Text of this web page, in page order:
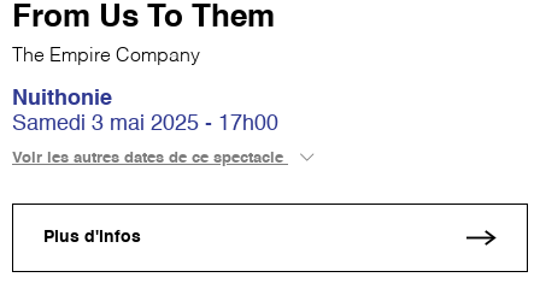
From Us To Them
The Empire Company
Nuithonie
Samedi 3 mai 2025 - 17h00
Voir les autres dates de ce spectacle
Plus d'infos